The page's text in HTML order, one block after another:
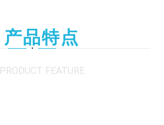
产品特点
PRODUCT FEATURE